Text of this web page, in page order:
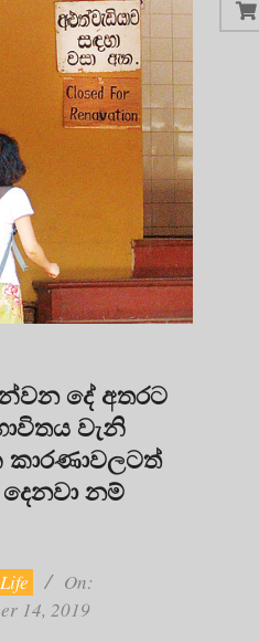
දේ අතරට
වැනි
දෙනවා නම්
Life
On:
14, 2019